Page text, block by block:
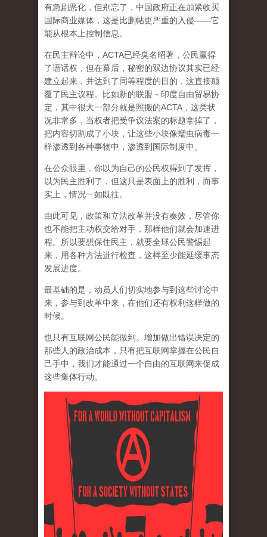
有急剧恶化，但别忘了，中国政府正在加紧收买
国际商业媒体，这是比删帖更严重的入侵——它
能从根本上控制信息。
在民主辩论中，ACTA已经臭名昭著，公民赢得
了语话权，但在幕后，秘密的双边协议其实已经
建立起来，并达到了同等程度的目的，这直接颠
覆了民主议程。比如新的联盟－印度自由贸易协
定，其中很大一部分就是照搬的ACTA，这类状
况非常多，当权者把受争议法案的标题拿掉了，
把内容切割成了小块，让这些小块像蠕虫病毒一
样渗透到各种事物中，渗透到国际制度中。
在公众眼里，你以为自己的公民权得到了发挥，
以为民主胜利了，但这只是表面上的胜利，而事
实上，情况一如既往。
由此可见，政策和立法改革并没有奏效，尽管你
也不能把主动权交给对手，那样他们就会加速进
程。所以要想保住民主，就要全球公民警惕起
来，用各种方法进行检查，这样至少能延缓事态
发展进度。
最基础的是，动员人们切实地参与到这些讨论中
来，参与到改革中来，在他们还有权利这样做的
时候。
也只有互联网公民能做到。增加做出错误决定的
那些人的政治成本，只有把互联网掌握在公民自
己手中，我们才能通过一个自由的互联网来促成
这些集体行动。